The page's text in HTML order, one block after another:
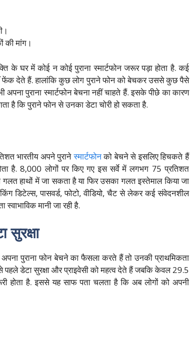
की मांग।
घर में कोई न कोई पुराना स्मार्टफोन जरूर पड़ा होता है. कई
फेंक देते हैं. हालांकि कुछ लोग पुराने फोन को बेचकर उससे कुछ पैसे
पुराना स्मार्टफोन बेचना नहीं चाहते हैं. इसके पीछे का कारण
है कि पुराने फोन से उनका डेटा चोरी हो सकता है.
भारतीय अपने पुरानेस्मार्टफोनको बेचने से इसलिए हिचकते हैं
है. 8,000 लोगों पर किए गए इस सर्वे में लगभग 75 प्रतिशत
गलत हाथों में जा सकता है या फिर उसका गलत इस्तेमाल किया जा
डिटेल्स, पासवर्ड, फोटो, वीडियो, चैट से लेकर कई संवेदनशील
मानी जा रही है.
सुरक्षा
पुराना फोन बेचने का फैसला करते हैं तो उनकी प्राथमिकता
डेटा सुरक्षा और प्राइवेसी को महत्व देते हैं जबकि केवल 29.5
होता है. इससे यह साफ पता चलता है कि अब लोगों को अपनी